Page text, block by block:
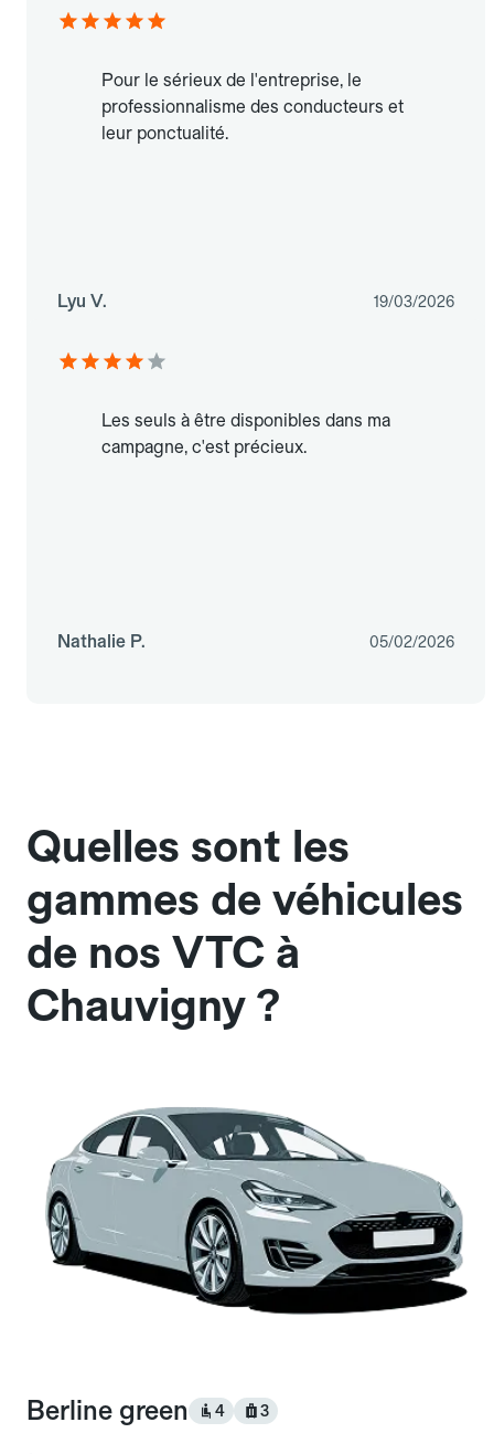
Pour le sérieux de l'entreprise, le
professionnalisme des conducteurs et
leur ponctualité.
Lyu V. 19/03/2026
Les seuls à être disponibles dans ma
campagne, c'est précieux.
Nathalie P. 05/02/2026
Quelles sont les
gammes de véhicules
de nos VTC à
Chauvigny ?
Berline green 4 3